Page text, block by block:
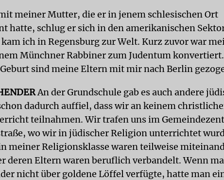
meiner Mutter, die er in jenem schlesischen Ort
hatte, schlug er sich in den amerikanischen
ich in Regensburg zur Welt. Kurz zuvor war
Münchner Rabbiner zum Judentum
sind meine Eltern mit mir nach Berlin
An der Grundschule gab es auch andere
dadurch auffiel, dass wir an keinem
teilnahmen. Wir trafen uns im
wo wir in jüdischer Religion unterrichtet
meiner Religionsklasse waren teilweise
deren Eltern waren beruflich verbandelt. Wenn
nicht über goldene Löffel verfügte, hatte man